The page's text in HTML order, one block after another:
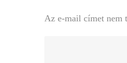
Az e-mail címet nem